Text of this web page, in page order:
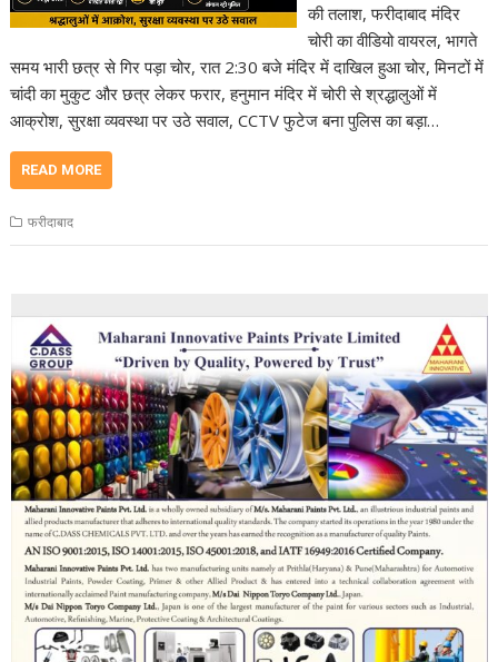
की तलाश, फरीदाबाद मंदिर
चोरी का वीडियो वायरल, भागते
समय भारी छत्र से गिर पड़ा चोर, रात 2:30 बजे मंदिर में दाखिल हुआ चोर, मिनटों में
चांदी का मुकुट और छत्र लेकर फरार, हनुमान मंदिर में चोरी से श्रद्धालुओं में
आक्रोश, सुरक्षा व्यवस्था पर उठे सवाल, CCTV फुटेज बना पुलिस का बड़ा…
READ MORE
फरीदाबाद